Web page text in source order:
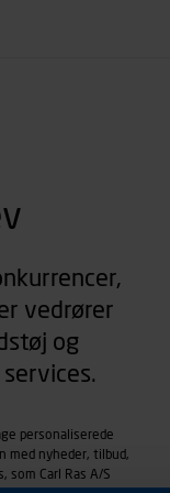
vedrører
og
personaliserede
med nyheder, tilbud,
som Carl Ras A/S